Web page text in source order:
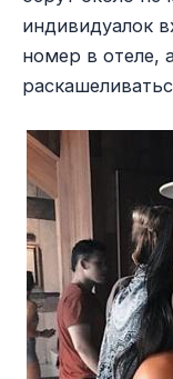
индивидуалок
номер в отеле,